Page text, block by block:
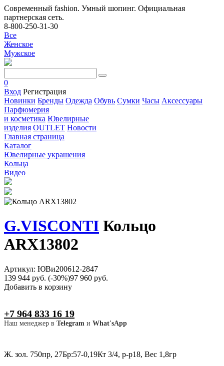
Современный fashion. Умный шопинг. Официальная
партнерская сеть.
8-800-250-31-30
Все
Женское
Мужское
0
Вход Регистрация
Новинки Бренды Одежда Обувь Сумки Часы Аксессуары
Парфюмерия
и косметика Ювелирные
изделия OUTLET Новости
Главная страница
Каталог
Ювелирные украшения
Кольца
Видео
G.VISCONTI Кольцо
ARX13802
Артикул: ЮВи200612-2847
139 944 руб. (-30%)97 960 руб.
Добавить в корзину
+7 964 833 16 19
Наш менеджер в Telegram и What'sApp
Ж. зол. 750пр, 27Бр:57-0,19Кт 3/4, р-р18, Вес 1,8гр